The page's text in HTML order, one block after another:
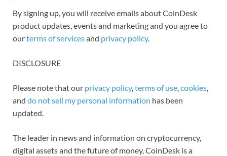
By signing up, you will receive emails about CoinDesk
product updates, events and marketing and you agree to
ourterms of servicesand privacy policy.
DISCLOSURE
Please note that our privacy policy,terms of use,cookies,
and do not sell my personal information has been
updated.
The leader in news and information on cryptocurrency,
digital assets and the future of money, CoinDesk is a